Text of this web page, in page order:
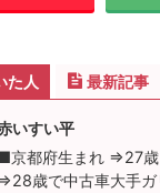
た人 最新記事
いすい平
京都府生まれ ⇒27歳
歳で中古車大手ガ